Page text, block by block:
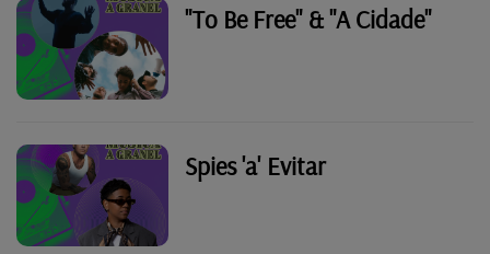
"To Be Free" & "A Cidade"
Spies 'a' Evitar